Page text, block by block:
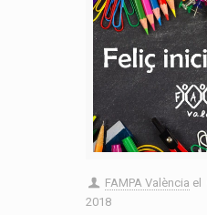
FAMPA València el
2018